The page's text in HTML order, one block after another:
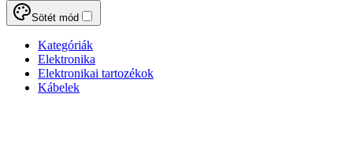
Sötét mód
Kategóriák
Elektronika
Elektronikai tartozékok
Kábelek